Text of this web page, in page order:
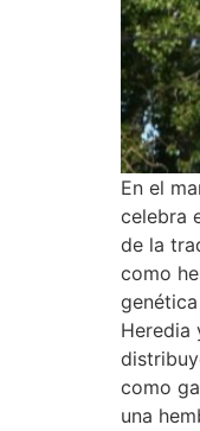
En el
celebra
de la
como
Heredia
como
una